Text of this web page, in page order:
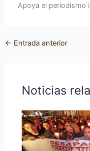
Apoya el periodismo
← Entrada anterior
Noticias